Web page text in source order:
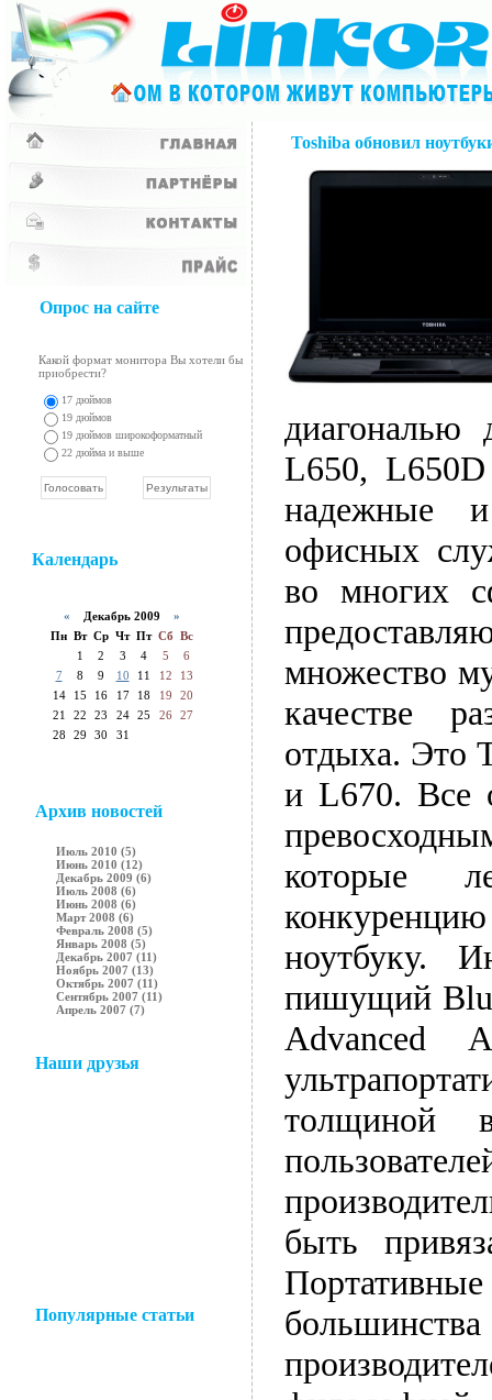
Опрос на сайте
Какой формат монитора Вы хотели бы
приобрести?
17 дюймов
19 дюймов
19 дюймов широкоформатный
22 дюйма и выше
Календарь
« Декабрь 2009 »
Пн Вт Ср Чт Пт Сб Вс
1
2 3 4 5
6
7
8 9 10 11 12
13
14
15 16 17 18 19
20
21
22 23 24 25 26 27
28
29 30 31
Архив новостей
Июль 2010 (5)
Июнь 2010 (12)
Декабрь 2009 (6)
Июль 2008 (6)
Июнь 2008 (6)
Март 2008 (6)
Февраль 2008 (5)
Январь 2008 (5)
Декабрь 2007 (11)
Ноябрь 2007 (13)
Октябрь 2007 (11)
Сентябрь 2007 (11)
Апрель 2007 (7)
Наши друзья
Популярные статьи
Toshiba обновил
L650,
надежные
офисных
во многих
множество
качестве
отдыха. Это
и L670. Все
которые
ноутбуку.
пишущий
толщиной
быть